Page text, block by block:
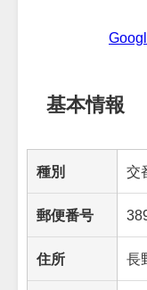
基本情報
種別 交
郵便番号
住所 長